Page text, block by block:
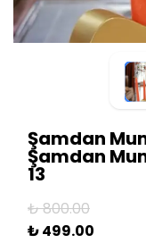
Şamdan
Şamdan
13
₺ 800.00
₺ 499.00